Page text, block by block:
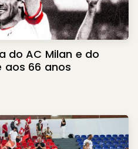
do AC Milan e do
66 anos